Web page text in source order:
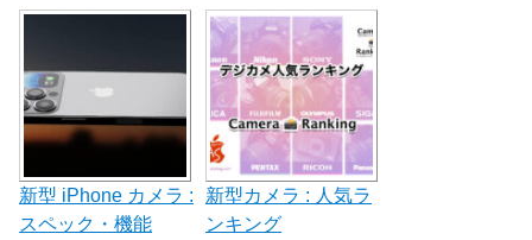
新型 iPhone カメラ :
スペック・機能
新型カメラ : 人気ラ
ンキング